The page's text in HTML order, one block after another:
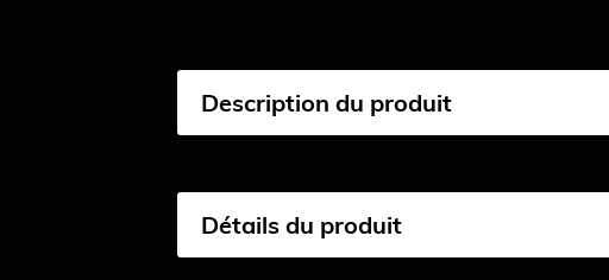
Description du produit
Détails du produit